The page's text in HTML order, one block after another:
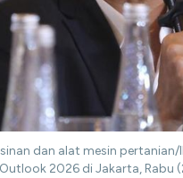
dan alat mesin pertanian/
2026 di Jakarta, Rabu